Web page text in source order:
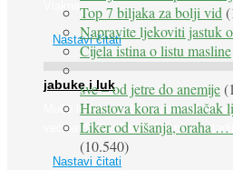
Vlakna ...
Nastavi čitati
jabuke i luk
Muče li vas tegobe vezane uz
većina dijabetičara u kasnijem
Nastavi čitati
Top 7 biljaka za bolji vid
Napravite ljekoviti jastuk
Cijela istina o listu masline
sve – od jetre do anemije
Hrastova kora i maslačak
Liker od višanja, oraha
(10.540)